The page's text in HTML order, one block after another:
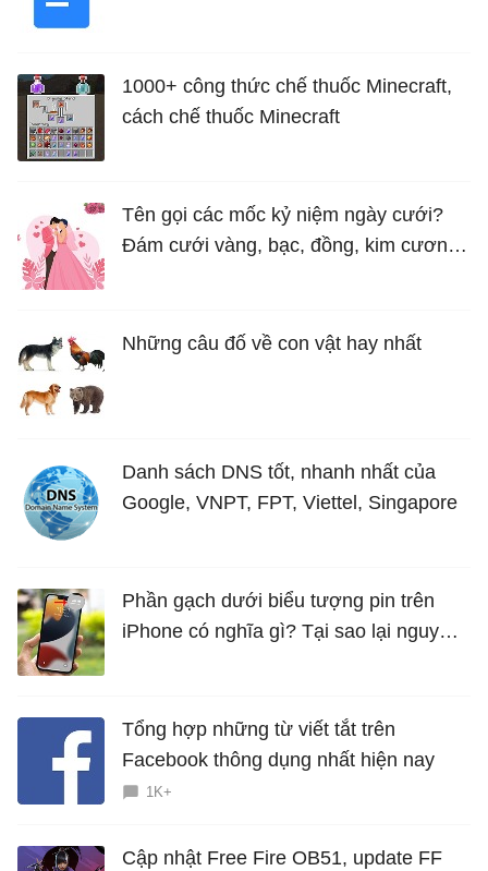
1000+ công thức chế thuốc Minecraft,
cách chế thuốc Minecraft
Tên gọi các mốc kỷ niệm ngày cưới?
Đám cưới vàng, bạc, đồng, kim cương
Những câu đố về con vật hay nhất
Danh sách DNS tốt, nhanh nhất của
Google, VNPT, FPT, Viettel, Singapore
Phần gạch dưới biểu tượng pin trên
iPhone có nghĩa gì? Tại sao lại nguy
Tổng hợp những từ viết tắt trên
Facebook thông dụng nhất hiện nay
1K+
Cập nhật Free Fire OB51, update FF